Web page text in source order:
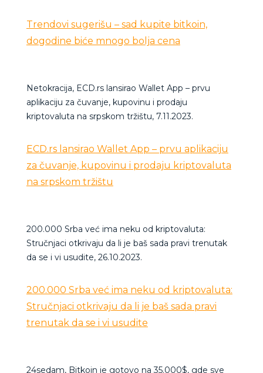
Trendovi sugerišu – sad kupite bitkoin,
dogodine biće mnogo bolja cena
Netokracija, ECD.rs lansirao Wallet App – prvu
aplikaciju za čuvanje, kupovinu i prodaju
kriptovaluta na srpskom tržištu, 7.11.2023.
ECD.rs lansirao Wallet App – prvu aplikaciju
za čuvanje, kupovinu i prodaju kriptovaluta
na srpskom tržištu
200.000 Srba već ima neku od kriptovaluta:
Stručnjaci otkrivaju da li je baš sada pravi trenutak
da se i vi usudite, 26.10.2023.
200.000 Srba već ima neku od kriptovaluta:
Stručnjaci otkrivaju da li je baš sada pravi
trenutak da se i vi usudite
24sedam, Bitkoin je gotovo na 35.000$, gde sve